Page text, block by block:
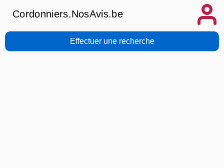
Cordonniers.NosAvis.be
Effectuer une recherche